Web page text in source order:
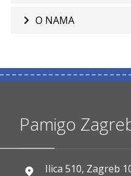
O NAMA
Pamigo
Ilica 510, Zagreb